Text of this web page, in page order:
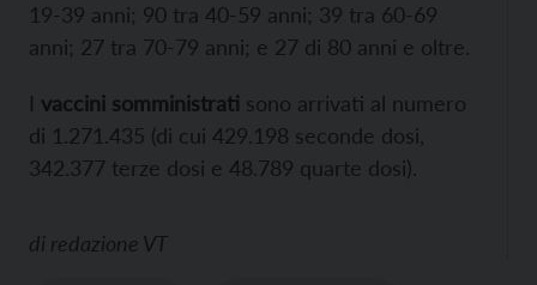
19-39 anni; 90 tra 40-59 anni; 39 tra 60-69
anni; 27 tra 70-79 anni; e 27 di 80 anni e oltre.
I vaccini somministrati sono arrivati al numero
di 1.271.435 (di cui 429.198 seconde dosi,
342.377 terze dosi e 48.789 quarte dosi).
di redazione VT